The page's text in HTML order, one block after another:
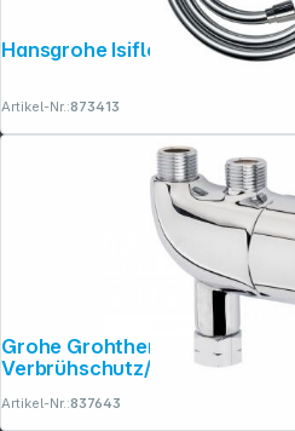
Artikel-Nr.:873413
Grohe Grohtherm Micro Therm.
Verbrühschutz/Untertischth.
Artikel-Nr.:837643